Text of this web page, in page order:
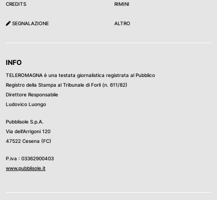
CREDITS
SEGNALAZIONE
RIMINI
ALTRO
INFO
TELEROMAGNA è una testata giornalistica registrata al Pubblico
Registro della Stampa al Tribunale di Forli (n. 611/82)
Direttore Responsabile
Ludovico Luongo
Pubblisole S.p.A.
Via dell’Arrigoni 120
47522 Cesena (FC)
P.iva : 03362900403
www.pubblisole.it